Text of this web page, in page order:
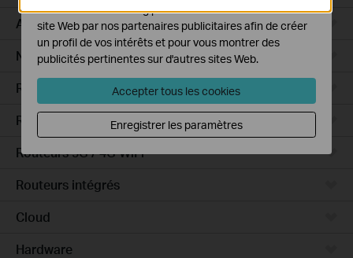
Aggregation
Non administrable
Routeurs VPN filaires
Routeurs VPN WiFi
Routeurs 5G / 4G WiFi
Routeurs intégrés
Cloud
Hardware
Les cookies marketing peuvent être définis via notre
site Web par nos partenaires publicitaires afin de créer
un profil de vos intérêts et pour vous montrer des
publicités pertinentes sur d'autres sites Web.
Accepter tous les cookies
Enregistrer les paramètres